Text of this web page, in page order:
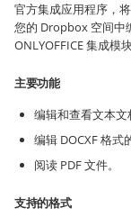
官方集成应用程序，将
您的 Dropbox 空间中
ONLYOFFICE 集成模
主要功能
编辑和查看文本文
编辑 DOCXF 格式
阅读 PDF 文件。
支持的格式